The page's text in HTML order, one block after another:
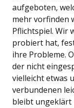
aufgeboten,
mehr vorfinden
Pflichtspiel. Wir
probiert hat,
ihre Probleme.
der nicht
vielleicht etwas
verbundenen
bleibt ungeklärt